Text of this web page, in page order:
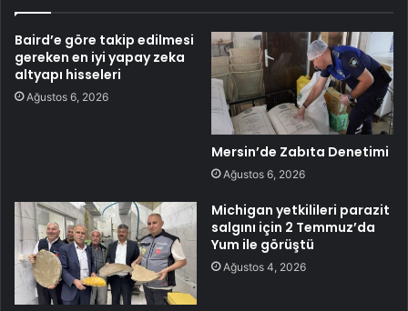
Baird’e göre takip edilmesi
gereken en iyi yapay zeka
altyapı hisseleri
Ağustos 6, 2026
Mersin’de Zabıta Denetimi
Ağustos 6, 2026
Michigan yetkilileri parazit
salgını için 2 Temmuz’da
Yum ile görüştü
Ağustos 4, 2026